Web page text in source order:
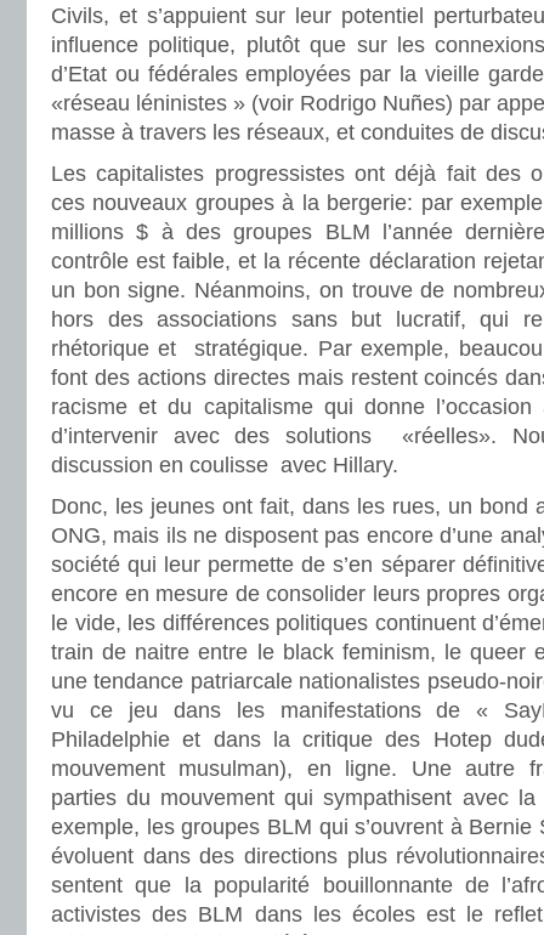
Civils, et s’appuient sur leur potentiel
influence politique, plutôt que sur les
d’Etat ou fédérales employées par la vieille
«réseau léninistes » (voir Rodrigo Nuñes) par
masse à travers les réseaux, et conduites de
Les capitalistes progressistes ont déjà fait des
ces nouveaux groupes à la bergerie: par
millions $ à des groupes BLM l’année
contrôle est faible, et la récente déclaration
un bon signe. Néanmoins, on trouve de
hors des associations sans but lucratif, qui
rhétorique et stratégique. Par exemple,
font des actions directes mais restent coincés
racisme et du capitalisme qui donne
d’intervenir avec des solutions «réelles».
discussion en coulisse avec Hillary.
Donc, les jeunes ont fait, dans les rues, un bond
ONG, mais ils ne disposent pas encore d’une
société qui leur permette de s’en séparer
encore en mesure de consolider leurs propres
le vide, les différences politiques continuent
train de naitre entre le black feminism, le queer
une tendance patriarcale nationalistes pseudo-
vu ce jeu dans les manifestations de «
Philadelphie et dans la critique des Hotep
mouvement musulman), en ligne. Une autre
parties du mouvement qui sympathisent avec
exemple, les groupes BLM qui s’ouvrent à Bernie
évoluent dans des directions plus
sentent que la popularité bouillonnante de
activistes des BLM dans les écoles est le